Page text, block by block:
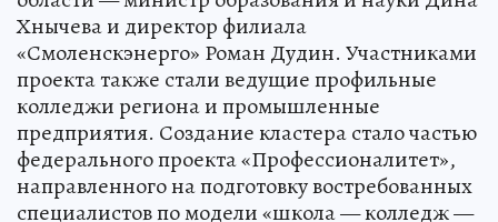
Хнычева и директор филиала
«Смоленскэнерго» Роман Дудин. Участниками
проекта также стали ведущие профильные
колледжи региона и промышленные
предприятия. Создание кластера стало частью
федерального проекта «Профессионалитет»,
направленного на подготовку востребованных
специалистов по модели «школа — колледж —